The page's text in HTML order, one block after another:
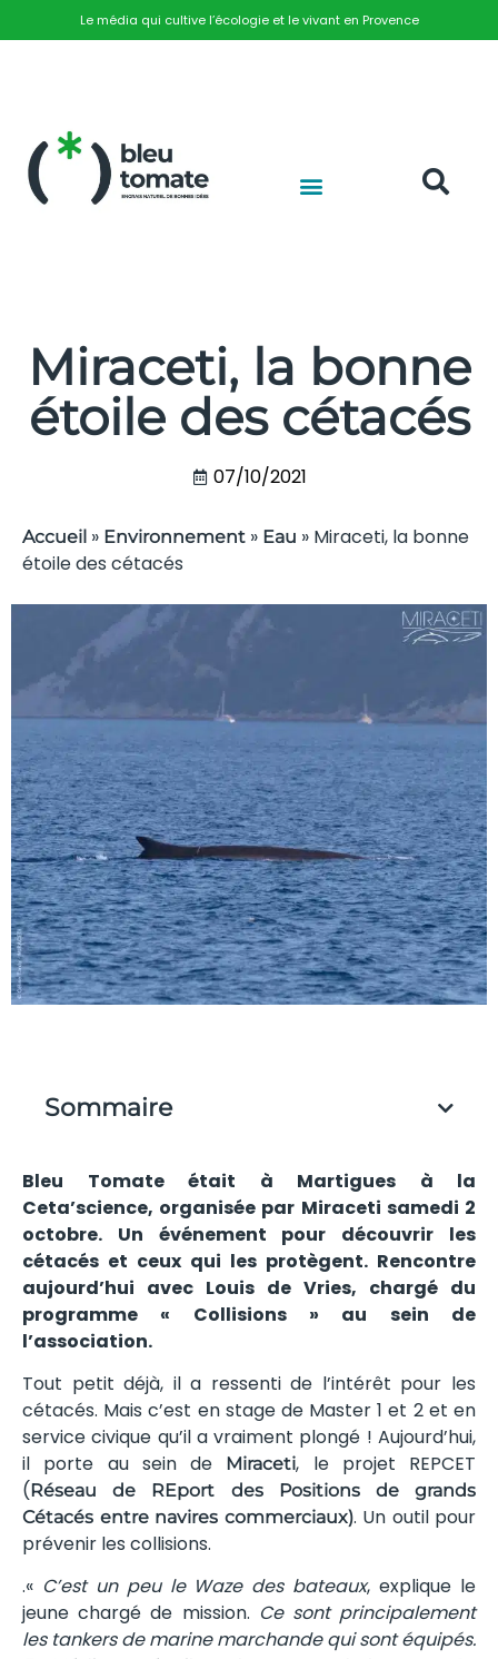
Le média qui cultive l’écologie et le vivant en Provence
Miraceti, la bonne
étoile des cétacés
07/10/2021
Accueil » Environnement » Eau » Miraceti, la bonne
étoile des cétacés
Sommaire
Bleu Tomate était à Martigues à la
Ceta’science, organisée par Miraceti samedi 2
octobre. Un événement pour découvrir les
cétacés et ceux qui les protègent. Rencontre
aujourd’hui avec Louis de Vries, chargé du
programme « Collisions » au sein de
l’association.
Tout petit déjà, il a ressenti de l’intérêt pour les
cétacés. Mais c’est en stage de Master 1 et 2 et en
service civique qu’il a vraiment plongé ! Aujourd’hui,
il porte au sein de
Miraceti, le projet REPCET
(Réseau de REport des Positions de grands
Cétacés entre navires commerciaux). Un outil pour
prévenir les collisions.
.« C’est un peu le Waze des bateaux, explique le
jeune chargé de mission. Ce sont principalement
les tankers de marine marchande qui sont équipés.